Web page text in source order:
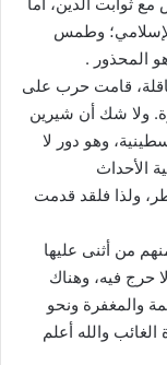
وطمس
المحذور .
قامت حرب على
ولا شك أن شيرين
وهو دور لا
الأحداث
ولذا فلقد قدمت
من أثنى عليها
حرج فيه، وهناك
والمغفرة ونحو
والله أعلم